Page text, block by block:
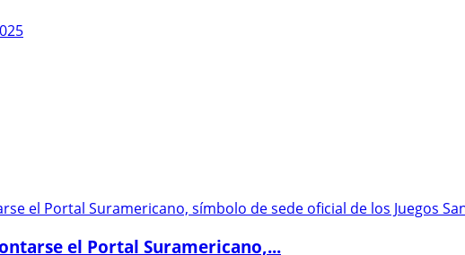
el Portal Suramericano,...